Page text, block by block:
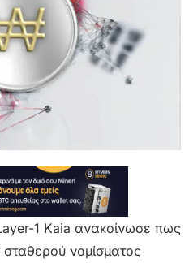
1 Kaia ανακοίνωσε πως
σταθερού νομίσματος